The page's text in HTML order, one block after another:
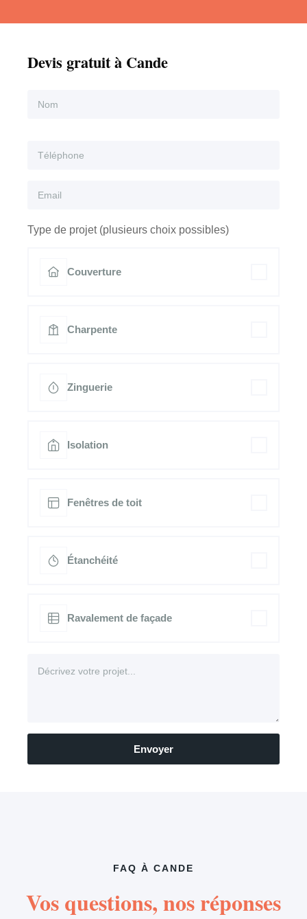
Devis gratuit à Cande
Type de projet (plusieurs choix possibles)
Couverture
Charpente
Zinguerie
Isolation
Fenêtres de toit
Étanchéité
Ravalement de façade
Envoyer
FAQ À CANDE
Vos questions, nos réponses